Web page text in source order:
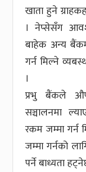
खाता हुने
। नेप्सेसँग
बाहेक अन्य
गर्न मिल्ने
।
प्रभु बैंकले
सञ्चालनमा
रकम जम्मा गर्न
जम्मा गर्नको
पर्ने बाध्यता